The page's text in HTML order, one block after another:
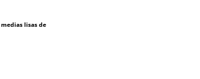
medias lisas de